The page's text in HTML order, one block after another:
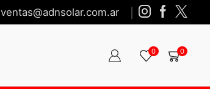
ventas@adnsolar.com.ar
0 0